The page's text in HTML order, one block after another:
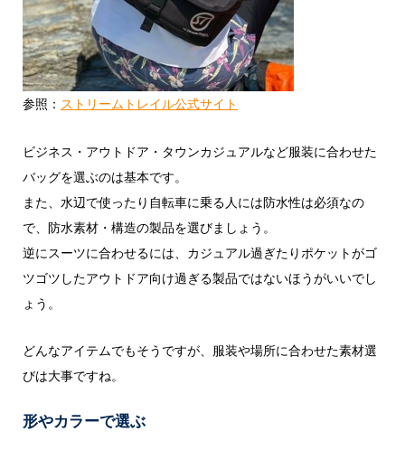
参照： ストリームトレイル公式サイト
ビジネス・アウトドア・タウンカジュアルなど服装に合わせた
バッグを選ぶのは基本です。
また、水辺で使ったり自転車に乗る人には防水性は必須なの
で、防水素材・構造の製品を選びましょう。
逆にスーツに合わせるには、カジュアル過ぎたりポケットがゴ
ツゴツしたアウトドア向け過ぎる製品ではないほうがいいでし
ょう。
どんなアイテムでもそうですが、服装や場所に合わせた素材選
びは大事ですね。
形やカラーで選ぶ